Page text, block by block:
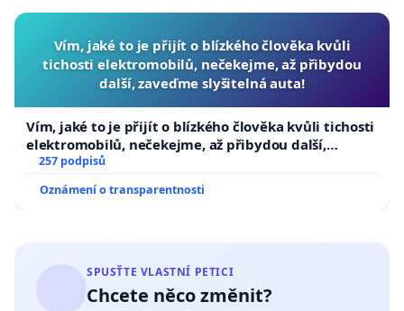
Vím, jaké to je přijít o blízkého člověka kvůli
tichosti elektromobilů, nečekejme, až přibydou
další, zaveďme slyšitelná auta!
Vím, jaké to je přijít o blízkého člověka kvůli tichosti
elektromobilů, nečekejme, až přibydou další,
zaveďme slyšitelná auta!
257 podpisů
Oznámení o transparentnosti
SPUSŤTE VLASTNÍ PETICI
Chcete něco změnit?